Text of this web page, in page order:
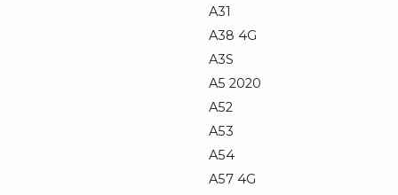
A31
A38 4G
A3S
A5 2020
A52
A53
A54
A57 4G